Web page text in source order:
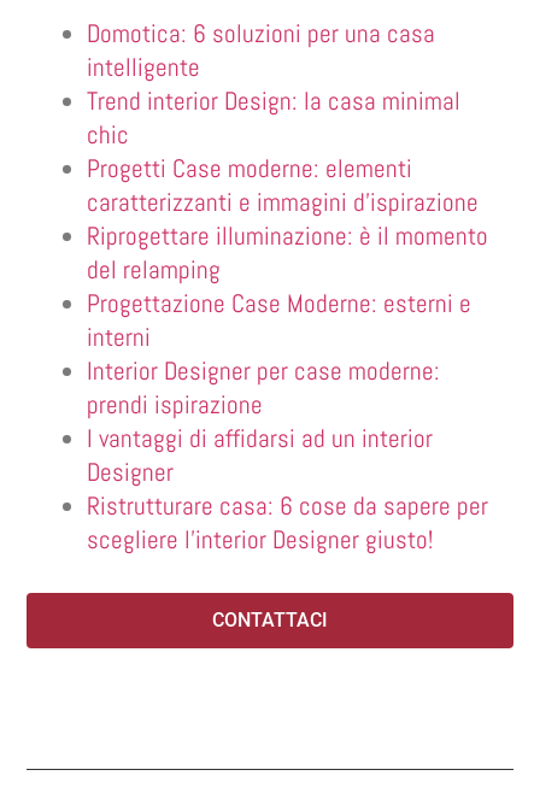
Domotica: 6 soluzioni per una casa
intelligente
Trend interior Design: la casa minimal
chic
Progetti Case moderne: elementi
caratterizzanti e immagini d’ispirazione
Riprogettare illuminazione: è il momento
del relamping
Progettazione Case Moderne: esterni e
interni
Interior Designer per case moderne:
prendi ispirazione
I vantaggi di affidarsi ad un interior
Designer
Ristrutturare casa: 6 cose da sapere per
scegliere l’interior Designer giusto!
CONTATTACI